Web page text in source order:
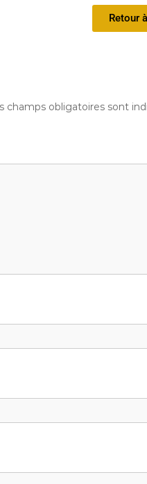
Retour
champs obligatoires sont